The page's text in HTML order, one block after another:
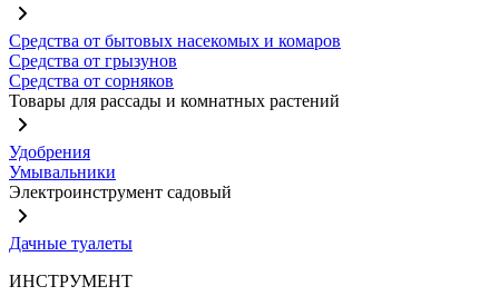
Средства от бытовых насекомых и комаров
Средства от грызунов
Средства от сорняков
Товары для рассады и комнатных растений
Удобрения
Умывальники
Электроинструмент садовый
Дачные туалеты
ИНСТРУМЕНТ